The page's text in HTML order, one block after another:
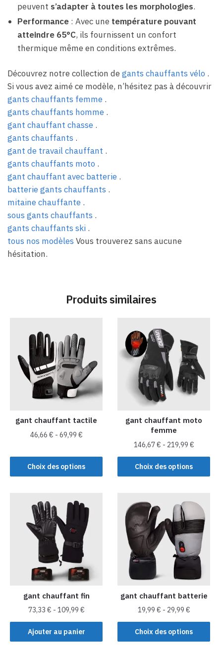
peuvent s’adapter à toutes les morphologies.
Performance : Avec une température pouvant
atteindre 65°C, ils fournissent un confort
thermique même en conditions extrêmes.
Découvrez notre collection degants chauffants vélo .
Si vous avez aimé ce modèle, n’hésitez pas à découvrir
gants chauffants femme .
gants chauffants homme .
gant chauffant chasse .
gants chauffants .
gant de travail chauffant .
gants chauffants moto .
gant chauffant avec batterie .
batterie gants chauffants .
mitaine chauffante .
sous gants chauffants .
gants chauffants ski .
tous nos modèles Vous trouverez sans aucune
hésitation.
Produits similaires
gant chauffant tactile
46,66 € - 69,99 €
Choix des options
produit
a
variations.
Les
options
peuvent
être
choisies
sur
la
page
du
produit
gant chauffant moto
femme
146,67€ - 219,99 €
Choix des options
Ce
produit
plusieurs
variations.
Les
options
peuvent
être
choisies
la
page
produit
gant chauffant fin
73,33 € - 109,99 €
Ajouter au panier
gant chauffant batterie
19,99 € - 29,99 €
Choix des options
Ce
produit